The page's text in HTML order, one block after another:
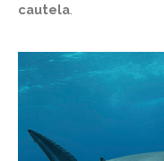
cautela